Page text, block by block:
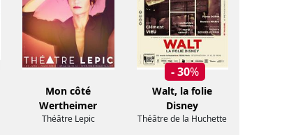
Mon côté
Wertheimer
Théâtre Lepic
- 30%
Walt, la folie
Disney
Théâtre de la Huchette